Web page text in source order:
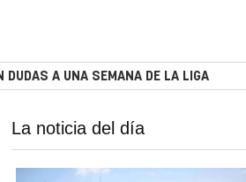
DUDAS A UNA SEMANA DE LA LIGA
La noticia del día